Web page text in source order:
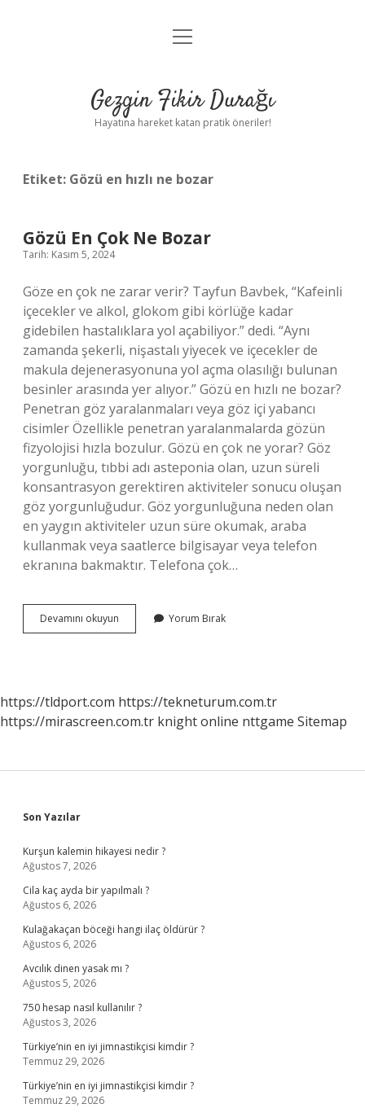
Anasayfa
Yasal Uyarı
menüyü
Gezgin Fikir Durağı
Hayatına hareket katan pratik öneriler!
Etiket: Gözü en hızlı ne bozar
Gözü En Çok Ne Bozar
Tarih: Kasım 5, 2024
Göze en çok ne zarar verir? Tayfun Bavbek, “Kafeinli
içecekler ve alkol, glokom gibi körlüğe kadar
gidebilen hastalıklara yol açabiliyor.” dedi. “Aynı
zamanda şekerli, nişastalı yiyecek ve içecekler de
makula dejenerasyonuna yol açma olasılığı bulunan
besinler arasında yer alıyor.” Gözü en hızlı ne bozar?
Penetran göz yaralanmaları veya göz içi yabancı
cisimler Özellikle penetran yaralanmalarda gözün
fizyolojisi hızla bozulur. Gözü en çok ne yorar? Göz
yorgunluğu, tıbbi adı asteponia olan, uzun süreli
konsantrasyon gerektiren aktiviteler sonucu oluşan
göz yorgunluğudur. Göz yorgunluğuna neden olan
en yaygın aktiviteler uzun süre okumak, araba
kullanmak veya saatlerce bilgisayar veya telefon
ekranına bakmaktır. Telefona çok…
Devamını okuyun
En
Yorum Bırak
https://tldport.com https://tekneturum.com.tr
https://mirascreen.com.tr knight online nttgame Sitemap
Sidebar
Son Yazılar
Kurşun kalemin hikayesi nedir ?
Ağustos 7, 2026
Cila kaç ayda bir yapılmalı ?
Ağustos 6, 2026
Kulağakaçan böceği hangi ilaç öldürür ?
Ağustos 6, 2026
Avcılık dinen yasak mı ?
Ağustos 5, 2026
750 hesap nasıl kullanılır ?
Ağustos 3, 2026
Türkiye’nin en iyi jimnastikçisi kimdir ?
Temmuz 29, 2026
Türkiye’nin en iyi jimnastikçisi kimdir ?
Temmuz 29, 2026